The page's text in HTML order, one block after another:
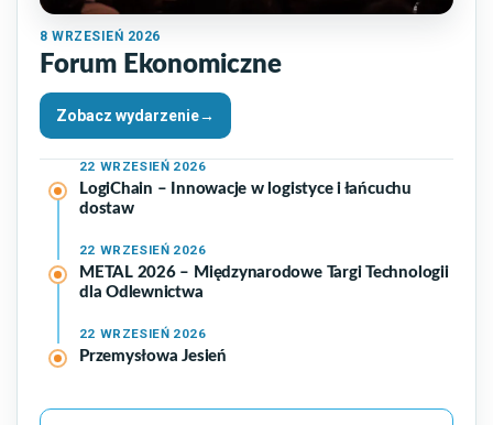
8 WRZESIEŃ 2026
Forum Ekonomiczne
Zobacz wydarzenie→
22 WRZESIEŃ 2026
LogiChain – Innowacje w logistyce i łańcuchu
dostaw
22 WRZESIEŃ 2026
METAL 2026 – Międzynarodowe Targi Technologii
dla Odlewnictwa
22 WRZESIEŃ 2026
Przemysłowa Jesień